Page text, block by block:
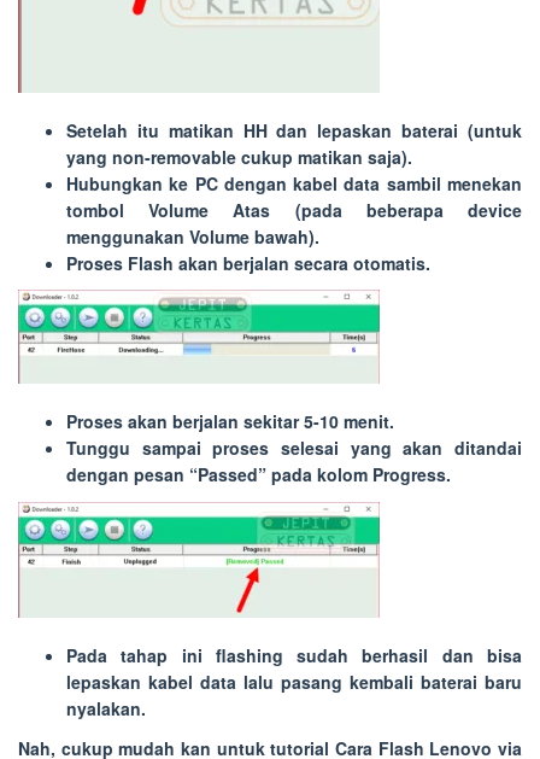
Setelah itu matikan HH dan lepaskan baterai (untuk
yang non-removable cukup matikan saja).
Hubungkan ke PC dengan kabel data sambil menekan
tombol Volume Atas (pada beberapa device
menggunakan Volume bawah).
Proses Flash akan berjalan secara otomatis.
Proses akan berjalan sekitar 5-10 menit.
Tunggu sampai proses selesai yang akan ditandai
dengan pesan “Passed” pada kolom Progress.
Pada tahap ini flashing sudah berhasil dan bisa
lepaskan kabel data lalu pasang kembali baterai baru
nyalakan.
Nah, cukup mudah kan untuk tutorial Cara Flash Lenovo via